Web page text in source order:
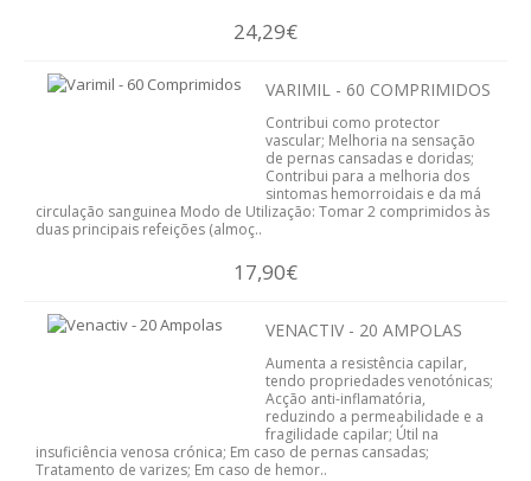
24,29€
VARIMIL - 60 COMPRIMIDOS
Contribui como protector
vascular; Melhoria na sensação
de pernas cansadas e doridas;
Contribui para a melhoria dos
sintomas hemorroidais e da má
circulação sanguinea Modo de Utilização: Tomar 2 comprimidos às
duas principais refeições (almoç..
17,90€
VENACTIV - 20 AMPOLAS
Aumenta a resistência capilar,
tendo propriedades venotónicas;
Acção anti-inflamatória,
reduzindo a permeabilidade e a
fragilidade capilar; Útil na
insuficiência venosa crónica; Em caso de pernas cansadas;
Tratamento de varizes; Em caso de hemor..